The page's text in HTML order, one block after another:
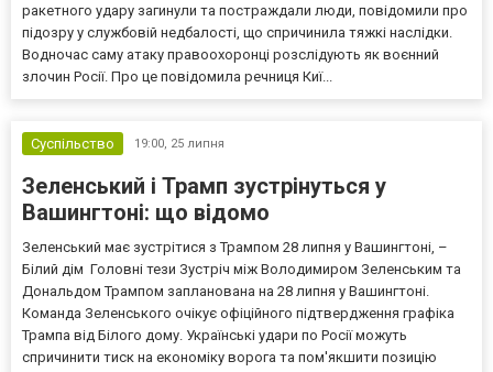
ракетного удару загинули та постраждали люди, повідомили про
підозру у службовій недбалості, що спричинила тяжкі наслідки.
Водночас саму атаку правоохоронці розслідують як воєнний
злочин Росії. Про це повідомила речниця Киї...
Суспільство 19:00, 25 липня
Зеленський і Трамп зустрінуться у
Вашингтоні: що відомо
Зеленський має зустрітися з Трампом 28 липня у Вашингтоні, –
Білий дім Головні тези Зустріч між Володимиром Зеленським та
Дональдом Трампом запланована на 28 липня у Вашингтоні.
Команда Зеленського очікує офіційного підтвердження графіка
Трампа від Білого дому. Українські удари по Росії можуть
спричинити тиск на економіку ворога та пом'якшити позицію